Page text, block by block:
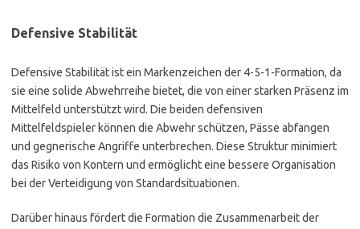
Defensive Stabilität
Defensive Stabilität ist ein Markenzeichen der 4-5-1-Formation, da
sie eine solide Abwehrreihe bietet, die von einer starken Präsenz im
Mittelfeld unterstützt wird. Die beiden defensiven
Mittelfeldspieler können die Abwehr schützen, Pässe abfangen
und gegnerische Angriffe unterbrechen. Diese Struktur minimiert
das Risiko von Kontern und ermöglicht eine bessere Organisation
bei der Verteidigung von Standardsituationen.
Darüber hinaus fördert die Formation die Zusammenarbeit der